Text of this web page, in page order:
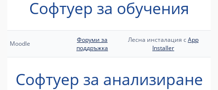
Софтуер за обучения
Moodle
Форуми за
поддръжка
Лесна инсталация сApp
Installer
Софтуер за анализиране